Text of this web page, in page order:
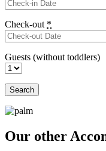
Check-out *
Guests (without toddlers)
Search
Our other